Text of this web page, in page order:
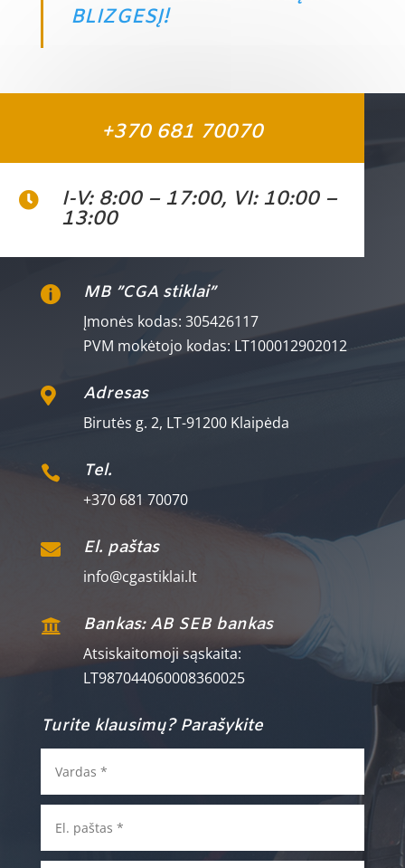
BLIZGESĮ!
+370 681 70070
 I-V: 8:00 – 17:00, VI: 10:00 –
13:00
 MB ”CGA stiklai”
Įmonės kodas: 305426117
PVM mokėtojo kodas: LT100012902012
 Adresas
Birutės g. 2, LT-91200 Klaipėda
 Tel.
+370 681 70070
 El. paštas
info@cgastiklai.lt
 Bankas: AB SEB bankas
Atsiskaitomoji sąskaita:
LT987044060008360025
Turite klausimų? Parašykite